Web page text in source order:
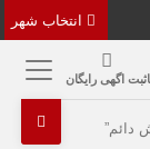
ثبت اگهی رایگان
دائم”